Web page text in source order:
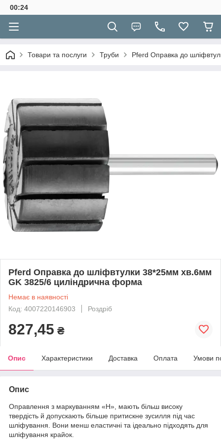
00:24
Товари та послуги Труби Pferd Оправка до
Pferd Оправка до шліфвтулки 38*25мм хв.6мм
GK 3825/6 циліндрична форма
Немає в наявності
Код: 4007220146903
Роздріб
827,45 ₴
Опис Характеристики Доставка Оплата Умови
Опис
Оправлення з маркуванням «Н», мають більш високу
твердість й допускають більше притискне зусилля під час
шліфування. Вони менш еластичні та ідеально підходять для
шліфування крайок.